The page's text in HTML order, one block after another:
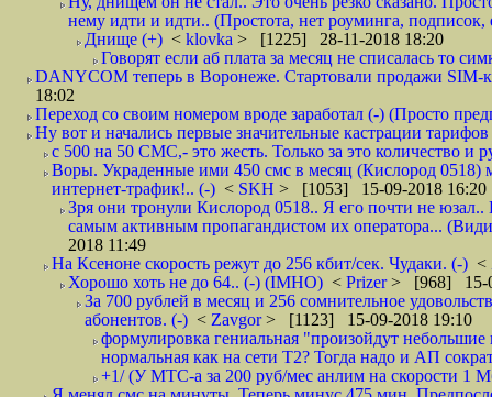
нему идти и идти.. (Простота, нет роуминга,
Днище (+) < klovka > [1225] 28-11-2018 18:20
Говорят если аб плата за месяц не списалась то
DANYCOM теперь в Воронеже. Стартовали продажи SIM-
18:02
Переход со своим номером вроде заработал (-) (Просто
Ну вот и начались первые значительные кастрации
с 500 на 50 СМС,- это жесть. Только за это количество и
Воры. Украденные ими 450 смс в месяц (Кислород 0518)
интернет-трафик!.. (-) < SKH > [1053] 15-09-2018 16:20
Зря они тронули Кислород 0518.. Я его почти не
самым активным пропагандистом их оператора...
2018 11:49
На Ксеноне скорость режут до 256 кбит/сек. Чудаки. (-) <
Хорошо хоть не до 64.. (-) (IMHO) < Prizer> [968] 15-
За 700 рублей в месяц и 256 сомнительное
абонентов. (-) < Zavgor> [1123] 15-09-2018 19:10
формулировка гениальная "произойдут небольшие
нормальная как на сети Т2? Тогда надо и АП
+1/ (У МТС-а за 200 руб/мес анлим на скорости 1